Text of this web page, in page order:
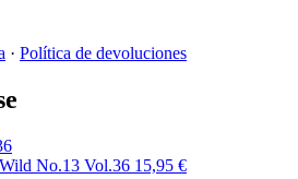
· Política de devoluciones
No.13 Vol.36 15,95 €